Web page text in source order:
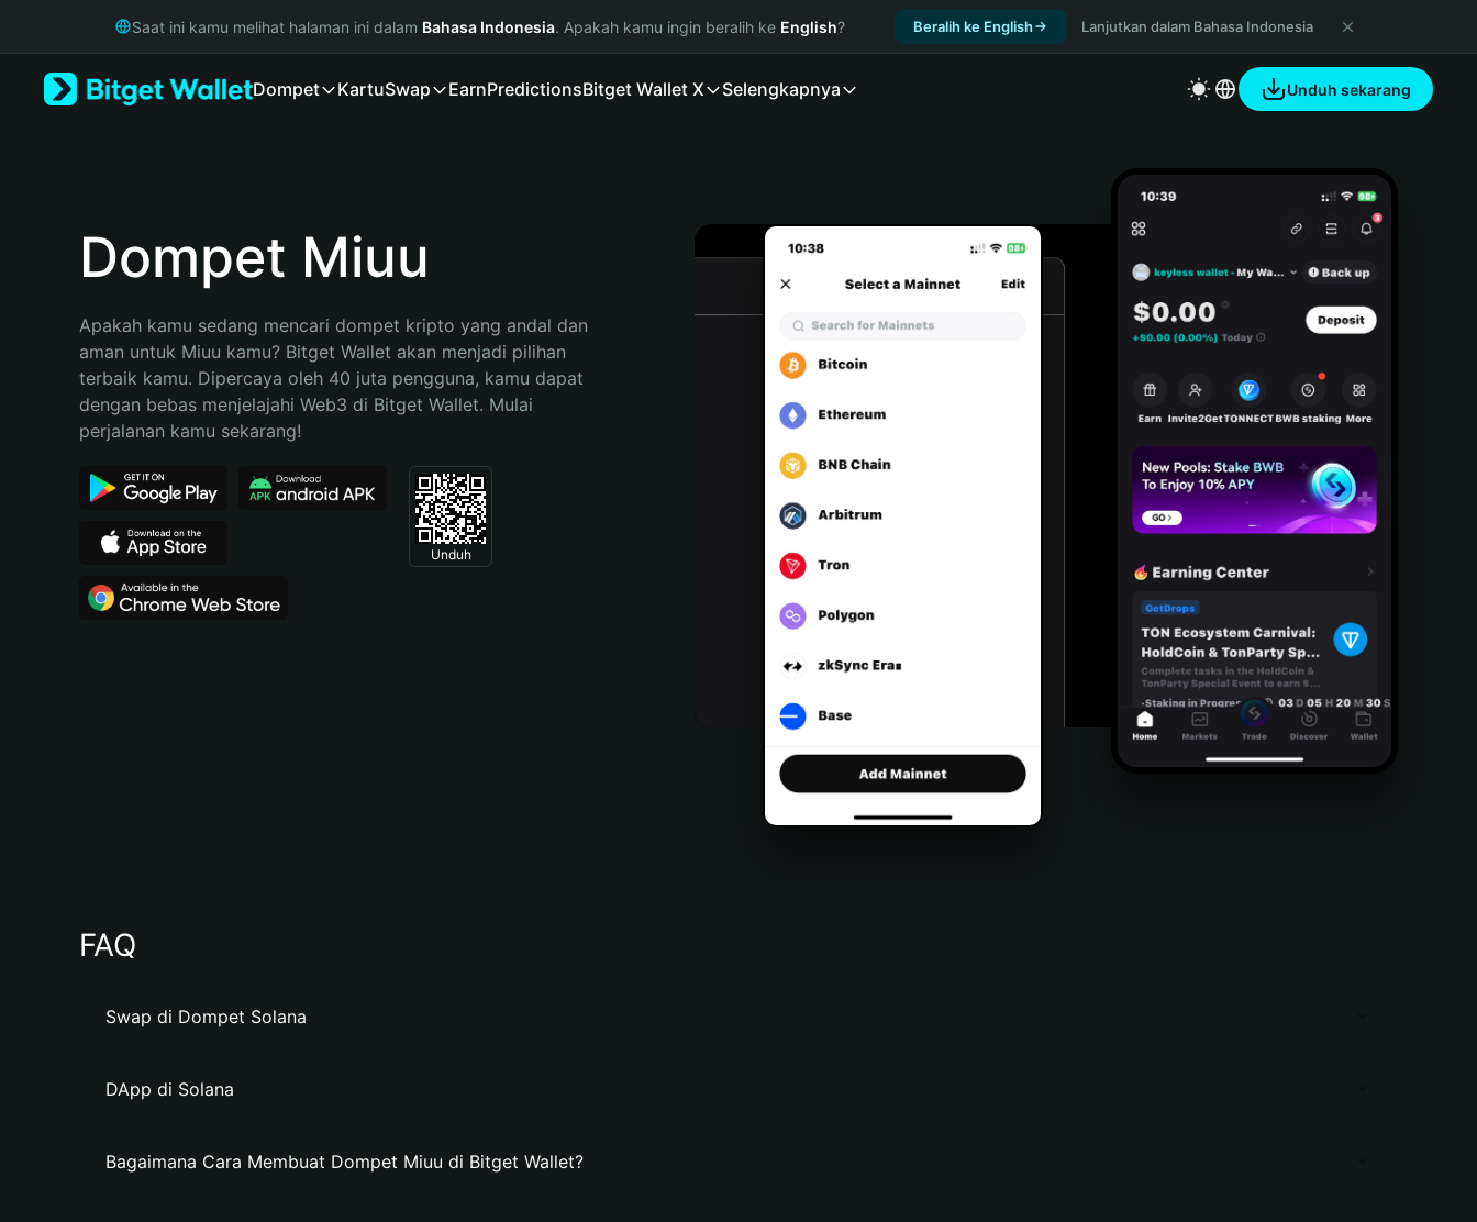
Русский
Bahasa Indonesia
Español (Argentina)
Saat ini kamu melihat halaman ini dalam Bahasa Indonesia. Apakah kamu ingin beralih ke English? Beralih ke English Lanjutkan dalam Bahasa Indonesia
Dompet KartuSwap EarnPredictionsBitget Wallet X Selengkapnya Unduh sekarang
Dompet Miuu
Apakah kamu sedang mencari dompet kripto yang andal dan
aman untuk Miuu kamu? Bitget Wallet akan menjadi pilihan
terbaik kamu. Dipercaya oleh 40 juta pengguna, kamu dapat
dengan bebas menjelajahi Web3 di Bitget Wallet. Mulai
perjalanan kamu sekarang!
Unduh
FAQ
Swap di Dompet Solana
DApp di Solana
Bagaimana Cara Membuat Dompet Miuu di Bitget Wallet?